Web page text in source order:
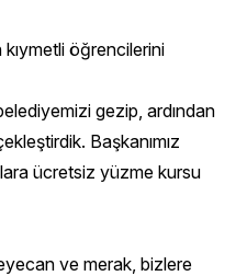
kıymetli öğrencilerini
gezip, ardından
Başkanımız
ücretsiz yüzme kursu
ve merak, bizlere